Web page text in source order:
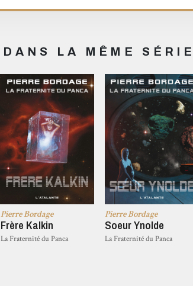
DANS LA MÊME SÉRIE
Pierre Bordage
Frère Kalkin
La Fraternité du Panca
Pierre Bordage
Soeur Ynolde
La Fraternité du Panca